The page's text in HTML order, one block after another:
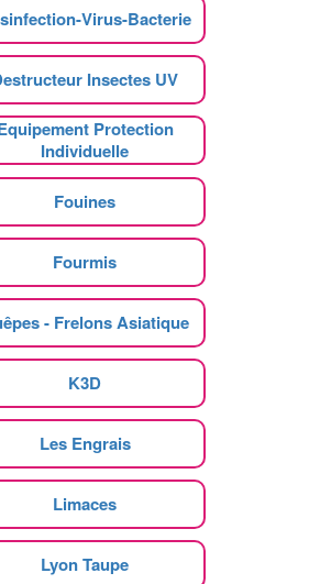
Virus-Bacterie
Insectes UV
Protection
Individuelle
Fouines
Fourmis
- Frelons Asiatique
K3D
Les Engrais
Limaces
Lyon Taupe